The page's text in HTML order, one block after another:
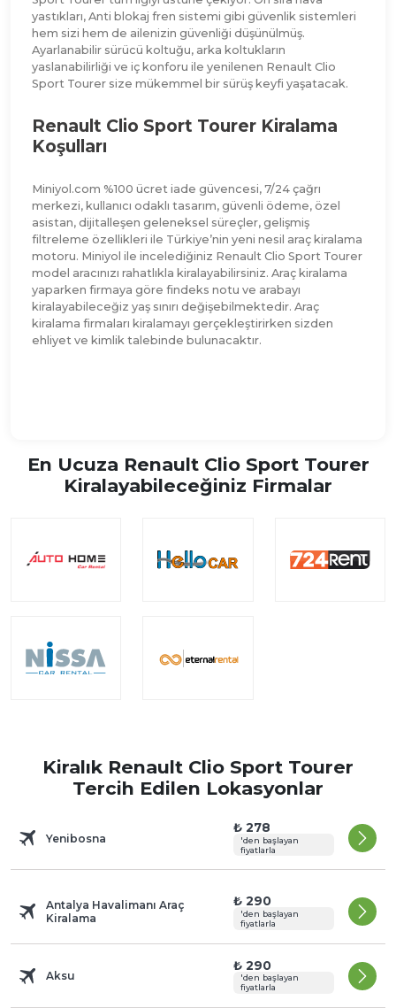
yastıkları, Anti blokaj fren sistemi gibi güvenlik sistemleri
hem sizi hem de ailenizin güvenliği düşünülmüş.
Ayarlanabilir sürücü koltuğu, arka koltukların
yaslanabilirliği ve iç konforu ile yenilenen Renault Clio
Sport Tourer size mükemmel bir sürüş keyfi yaşatacak.
Renault Clio Sport Tourer Kiralama
Koşulları
Miniyol.com %100 ücret iade güvencesi, 7/24 çağrı
merkezi, kullanıcı odaklı tasarım, güvenli ödeme, özel
asistan, dijitalleşen geleneksel süreçler, gelişmiş
filtreleme özellikleri ile Türkiye’nin yeni nesil araç kiralama
motoru. Miniyol ile incelediğiniz Renault Clio Sport Tourer
model aracınızı rahatlıkla kiralayabilirsiniz. Araç kiralama
yaparken firmaya göre findeks notu ve arabayı
kiralayabileceğiz yaş sınırı değişebilmektedir. Araç
kiralama firmaları kiralamayı gerçekleştirirken sizden
ehliyet ve kimlik talebinde bulunacaktır.
En Ucuza Renault Clio Sport Tourer
Kiralayabileceğiniz Firmalar
Kiralık Renault Clio Sport Tourer
Tercih Edilen Lokasyonlar
Yenibosna
₺ 278
'den başlayan
fiyatlarla
Antalya Havalimanı Araç
Kiralama
₺ 290
'den başlayan
fiyatlarla
Aksu
₺ 290
'den başlayan
fiyatlarla